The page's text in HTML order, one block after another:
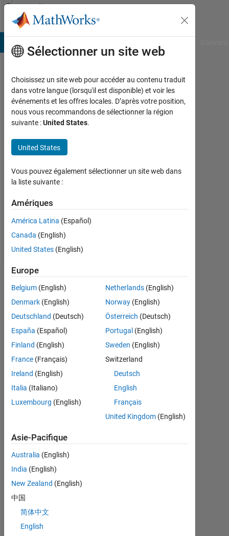
Passer au contenu
Community
Profile
Osama
Arafa
Actif
2019
0
Following:
0
Follow
Tableau de bord
Statistiques
File Exchange
CONTRIBUTIONS
0
3
RANG
907of
Sélectionner un site web
Choisissez un site web pour accéder au contenu traduit
dans votre langue (lorsqu'il est disponible) et voir les
événements et les offres locales. D’après votre position,
nous vous recommandons de sélectionner la région
suivante :United States.
United States
Vous pouvez également sélectionner un site web dans
la liste suivante :
Amériques
América Latina (Español)
Canada (English)
United States (English)
Europe
Belgium (English)
Denmark (English)
Deutschland (Deutsch)
España (Español)
Finland (English)
France (Français)
Ireland (English)
Italia (Italiano)
Luxembourg (English)
Netherlands(English)
Norway(English)
Österreich (Deutsch)
Portugal (English)
Sweden (English)
Switzerland
Deutsch
English
Français
United Kingdom(English)
Asie-Pacifique
Australia (English)
India (English)
New Zealand (English)
中国
简体中文
English